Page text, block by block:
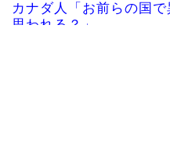
カナダ人「お前らの国
思われる？」